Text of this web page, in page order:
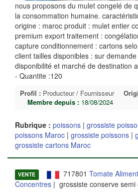
nous proposons du mulet congelé de
la consommation humaine.
origine : maroc produit : mulet entier
premium export traitement :
capture conditionnement : cartons
client tailles disponibles : sur
disponibilité et marché de destination
- Quantite :120
Profil : Producteur / Fournisseur
Membre depuis : 18/08/2024
Rubrique : poissons | grossiste
poissons Maroc | grossiste poissons |
grossiste cartons Maroc
VENTE 717801 Tomate
Concentres | grossiste conserve semi